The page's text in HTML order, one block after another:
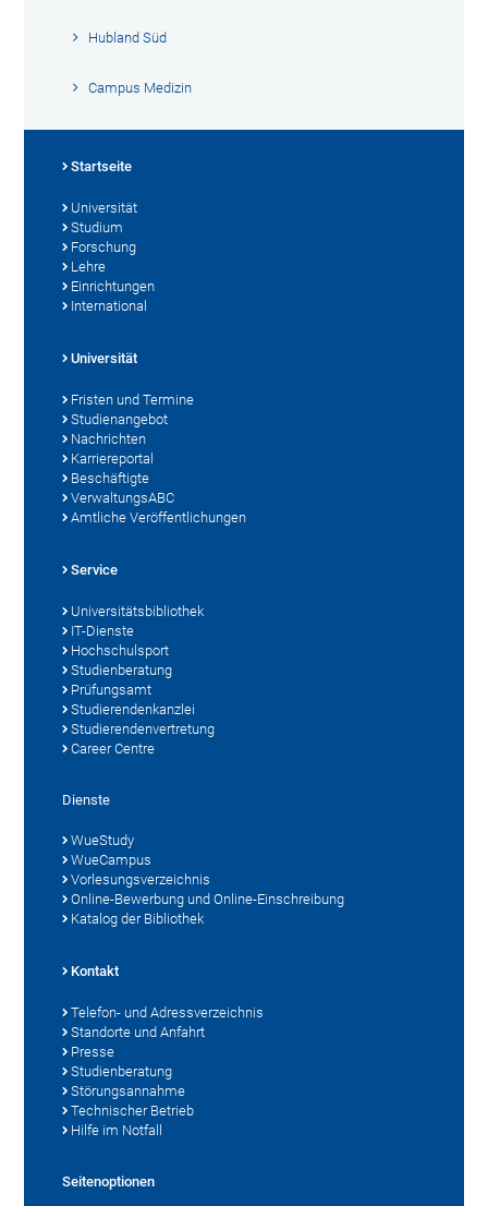
Hubland Süd
Campus Medizin
Startseite
Universität
Studium
Forschung
Lehre
Einrichtungen
International
Universität
Fristen und Termine
Studienangebot
Nachrichten
Karriereportal
Beschäftigte
VerwaltungsABC
Amtliche Veröffentlichungen
Service
Universitätsbibliothek
IT-Dienste
Hochschulsport
Studienberatung
Prüfungsamt
Studierendenkanzlei
Studierendenvertretung
Career Centre
Dienste
WueStudy
WueCampus
Vorlesungsverzeichnis
Online-Bewerbung und Online-Einschreibung
Katalog der Bibliothek
Kontakt
Telefon- und Adressverzeichnis
Standorte und Anfahrt
Presse
Studienberatung
Störungsannahme
Technischer Betrieb
Hilfe im Notfall
Seitenoptionen